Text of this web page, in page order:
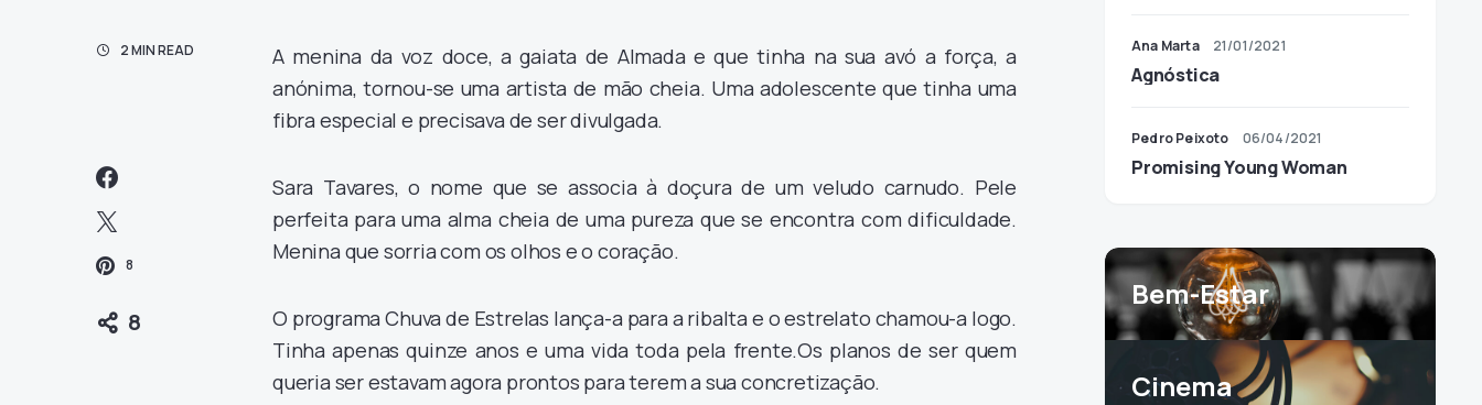
2 MIN READ
8
8
A menina da voz doce, a gaiata de Almada e que tinha na sua avó a força, a
anónima, tornou-se uma artista de mão cheia. Uma adolescente que tinha uma
fibra especial e precisava de ser divulgada.
Sara Tavares, o nome que se associa à doçura de um veludo carnudo. Pele
perfeita para uma alma cheia de uma pureza que se encontra com dificuldade.
Menina que sorria com os olhos e o coração.
O programa Chuva de Estrelas lança-a para a ribalta e o estrelato chamou-a logo.
Tinha apenas quinze anos e uma vida toda pela frente.Os planos de ser quem
queria ser estavam agora prontos para terem a sua concretização.
Ana Marta 21/01/2021
Agnóstica
Pedro Peixoto 06/04/2021
Promising Young Woman
Bem-Estar
Cinema